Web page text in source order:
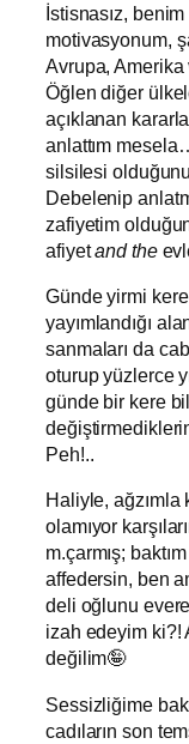
İstisnasız,
motivasyonum,
Avrupa, Amerika
Öğlen diğer
açıklanan
anlattım
silsilesi
Debelenip
zafiyetim
afiyetand the
Günde yirmi
yayımlandığı
sanmaları da
oturup yüzlerce
günde bir kere
Peh!..
Haliyle,
olamıyor
m.çarmış;
affedersin, ben
deli oğlunu
izah edeyim ki?!
değilim🤪
Sessizliğime
cadıların son